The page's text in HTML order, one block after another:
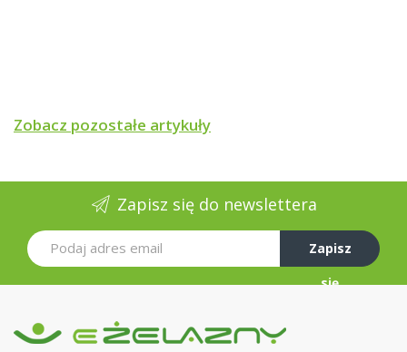
Zobacz pozostałe artykuły
Zapisz się do newslettera
Zapisz
się